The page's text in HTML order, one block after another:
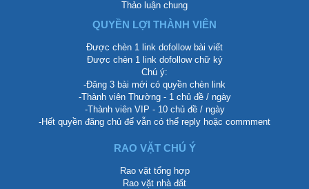
Thảo luận chung
QUYỀN LỢI THÀNH VIÊN
Được chèn 1 link dofollow bài viết
Được chèn 1 link dofollow chữ ký
Chú ý:
-Đăng 3 bài mới có quyền chèn link
-Thành viên Thường - 1 chủ đề / ngày
-Thành viên VIP - 10 chủ đề / ngày
-Hết quyền đăng chủ để vẫn có thể reply hoặc commment
RAO VẶT CHÚ Ý
Rao vặt tổng hợp
Rao vặt nhà đất